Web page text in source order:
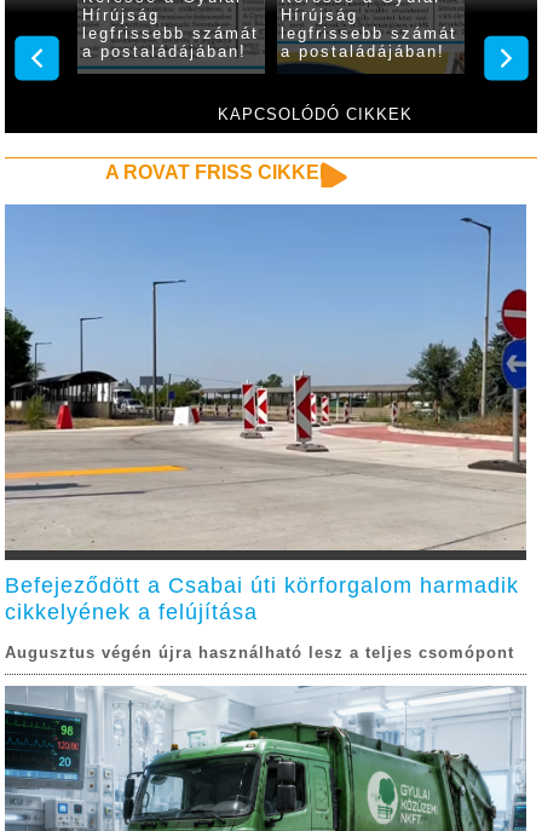
KAPCSOLÓDÓ CIKKEK
Hírújság
legfrissebb számát
a postaládájában!
Hírújság
legfrissebb számát
a postaládájában!
A ROVAT FRISS CIKKEI
Befejeződött a Csabai úti körforgalom harmadik
cikkelyének a felújítása
Augusztus végén újra használható lesz a teljes csomópont